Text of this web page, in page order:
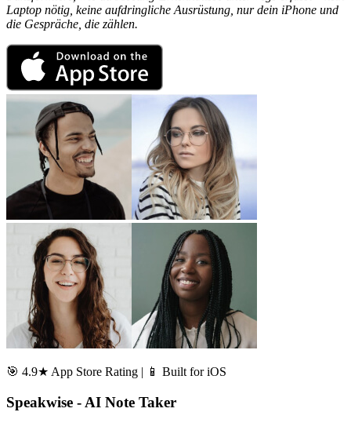
Laptop nötig, keine aufdringliche Ausrüstung, nur dein iPhone und
die Gespräche, die zählen.
🎯 4.9★ App Store Rating | 📱 Built for iOS
Speakwise - AI Note Taker